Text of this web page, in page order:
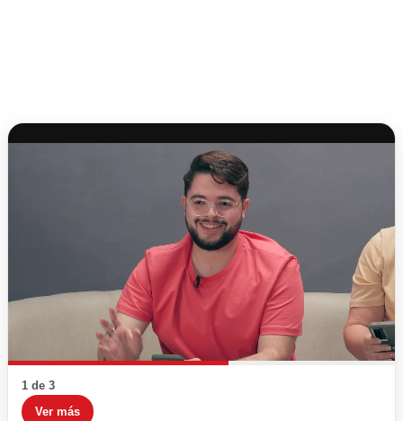
1 de 3
Ver más